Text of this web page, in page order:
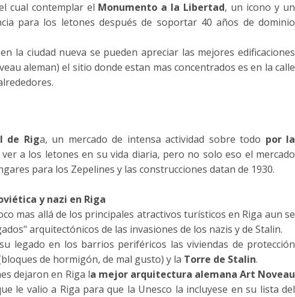
cual contemplar el Monumento a la Libertad, un icono y un
para los letones después de soportar 40 años de dominio
la ciudad nueva se pueden apreciar las mejores edificaciones
aleman) el sitio donde estan mas concentrados es en la calle
de Riga, un mercado de intensa actividad sobre todo por la
a los letones en su vida diaria, pero no solo eso el mercado
para los Zepelines y las construcciones datan de 1930.
y nazi en Riga
mas allá de los principales atractivos turísticos en Riga aun se
arquitectónicos de las invasiones de los nazis y de Stalin.
legado en los barrios periféricos las viviendas de protección
de hormigón, de mal gusto) y la Torre de Stalin.
dejaron en Riga la mejor arquitectura alemana Art Noveau
le valio a Riga para que la Unesco la incluyese en su lista del